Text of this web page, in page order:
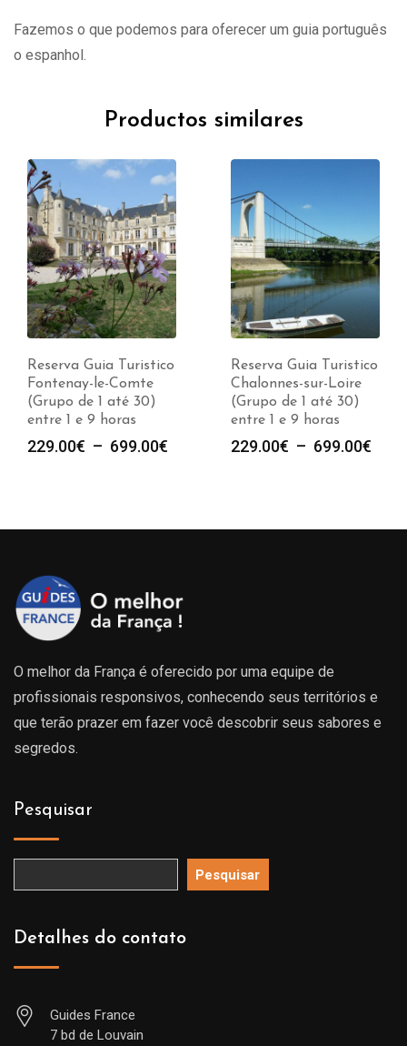
Fazemos o que podemos para oferecer um guia português
o espanhol.
Productos similares
Reserva Guia Turistico
Fontenay-le-Comte
(Grupo de 1 até 30)
entre 1 e 9 horas
229.00€ – 699.00€
à
Reserva Guia Turistico
Chalonnes-sur-Loire
(Grupo de 1 até 30)
entre 1 e 9 horas
229.00€ – 699.00€
à
O melhor da França é oferecido por uma equipe de
profissionais responsivos, conhecendo seus territórios e
que terão prazer em fazer você descobrir seus sabores e
segredos.
Pesquisar
Pesquisar
Detalhes do contato
Guides France
7 bd de Louvain